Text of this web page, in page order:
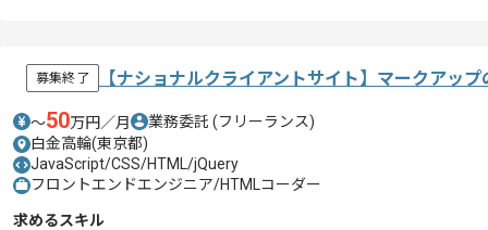
募集終了 【ナショナルクライアントサイト】マークアッ
〜50万円／月 業務委託 (フリーランス)
白金高輪(東京都)
JavaScript/CSS/HTML/jQuery
フロントエンドエンジニア/HTMLコーダー
求めるスキル